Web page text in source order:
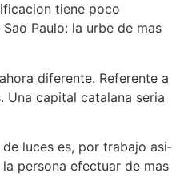
tiene poco
Paulo: la urbe de mas
diferente. Referente a
Una capital catalana seri­a
de luces es, por trabajo asi­
persona efectuar de mas